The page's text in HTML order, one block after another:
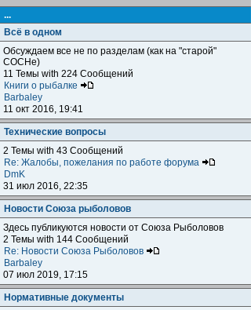
...
Всё в одном
Обсуждаем все не по разделам (как на "старой"
СОСНе)
11 Темы with 224 Сообщений
Книги о рыбалке
Barbaley
11 окт 2016, 19:41
Технические вопросы
2 Темы with 43 Сообщений
Re: Жалобы, пожелания по работе форума
DmK
31 июл 2016, 22:35
Новости Союза рыболовов
Здесь публикуются новости от Союза Рыболовов
2 Темы with 144 Сообщений
Re: Новости Союза Рыболовов
Barbaley
07 июл 2019, 17:15
Нормативные документы